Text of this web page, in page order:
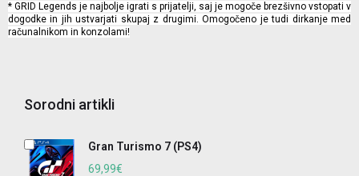
* GRID Legends je najbolje igrati s prijatelji, saj je mogoče brezšivno vstopati v
dogodke in jih ustvarjati skupaj z drugimi. Omogočeno je tudi dirkanje med
računalnikom in konzolami!
Sorodni artikli
Gran Turismo 7 (PS4)
69,99€